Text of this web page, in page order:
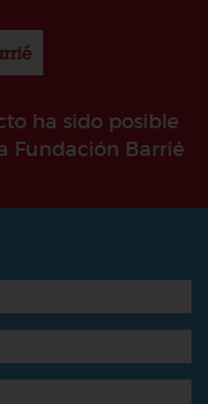
ha sido posible
Fundación Barrié